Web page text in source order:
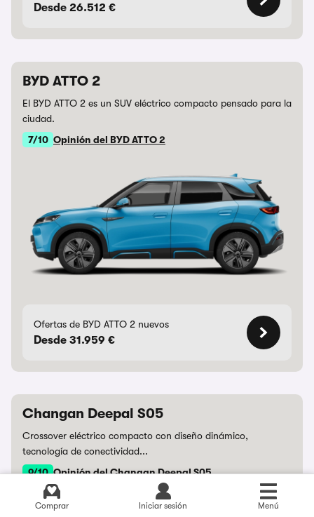
Comprar Iniciar sesión Menú
Desde 26.512 €
BYD ATTO 2
El BYD ATTO 2 es un SUV eléctrico compacto pensado para la
ciudad.
7/10 Opinión del BYD ATTO 2
Ofertas de BYD ATTO 2 nuevos
Desde 31.959 €
Changan Deepal S05
Crossover eléctrico compacto con diseño dinámico,
tecnología de conectividad...
9/10 Opinión del Changan Deepal S05